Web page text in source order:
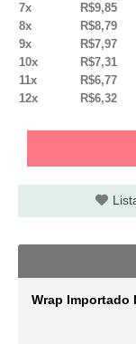
7x
R$9,85
8x
R$8,79
9x
R$7,97
10x
R$7,31
11x
R$6,77
12x
R$6,32
Wrap Importado